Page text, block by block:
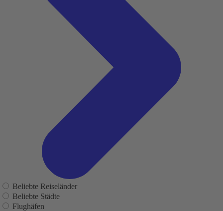
Beliebte Reiseländer
Beliebte Städte
Flughäfen